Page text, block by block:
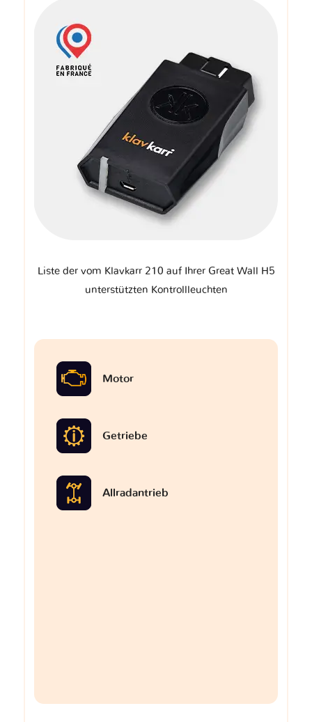
Liste der vom Klavkarr 210 auf Ihrer Great Wall H5
unterstützten Kontrollleuchten
Motor
Getriebe
Allradantrieb